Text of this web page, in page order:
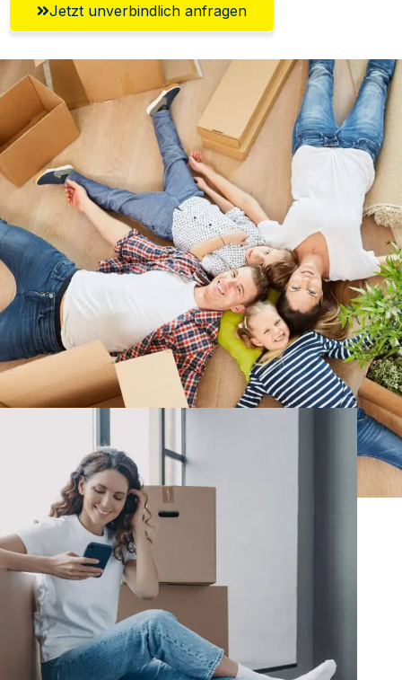
Jetzt unverbindlich anfragen